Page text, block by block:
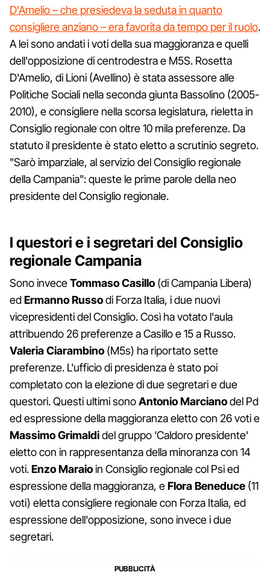
D'Amelio – che presiedeva la seduta in quanto
consigliere anziano – era favorita da tempo per il ruolo.
A lei sono andati i voti della sua maggioranza e quelli
dell'opposizione di centrodestra e M5S. Rosetta
D'Amelio, di Lioni (Avellino) è stata assessore alle
Politiche Sociali nella seconda giunta Bassolino (2005-
2010), e consigliere nella scorsa legislatura, rieletta in
Consiglio regionale con oltre 10 mila preferenze. Da
statuto il presidente è stato eletto a scrutinio segreto.
"Sarò imparziale, al servizio del Consiglio regionale
della Campania": queste le prime parole della neo
presidente del Consiglio regionale.
I questori e i segretari del Consiglio
regionale Campania
Sono inveceTommaso Casillo (di Campania Libera)
edErmanno Russodi Forza Italia, i due nuovi
vicepresidenti del Consiglio. Così ha votato l'aula
attribuendo 26 preferenze a Casillo e 15 a Russo.
Valeria Ciarambino (M5s) ha riportato sette
preferenze. L'ufficio di presidenza è stato poi
completato con la elezione di due segretari e due
questori. Questi ultimi sonoAntonio Marcianodel Pd
ed espressione della maggioranza eletto con 26 voti e
Massimo Grimaldidel gruppo ‘Caldoro presidente'
eletto con in rappresentanza della minoranza con 14
voti.Enzo Maraioin Consiglio regionale col Psi ed
espressione della maggioranza, eFlora Beneduce (11
voti) eletta consigliere regionale con Forza Italia, ed
espressione dell'opposizione, sono invece i due
segretari.